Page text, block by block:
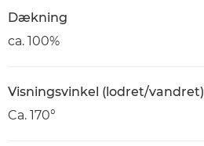
Dækning
ca. 100%
Visningsvinkel (lodret/vandret)
Ca. 170°